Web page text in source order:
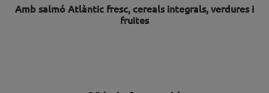
Amb salmó Atlàntic fresc, cereals integrals, verdures i
fruites